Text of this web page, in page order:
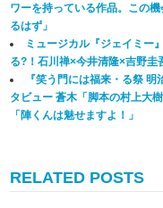
ワーを持っている作品。この
るはず」
ミュージカル『ジェイミー
る?！石川禅×今井清隆×吉野
『笑う門には福来・る祭
タビュー 蒼木「脚本の村上大
「陣くんは魅せますよ！」
RELATED POSTS